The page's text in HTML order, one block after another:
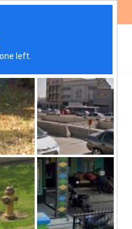
nos
como
ante la